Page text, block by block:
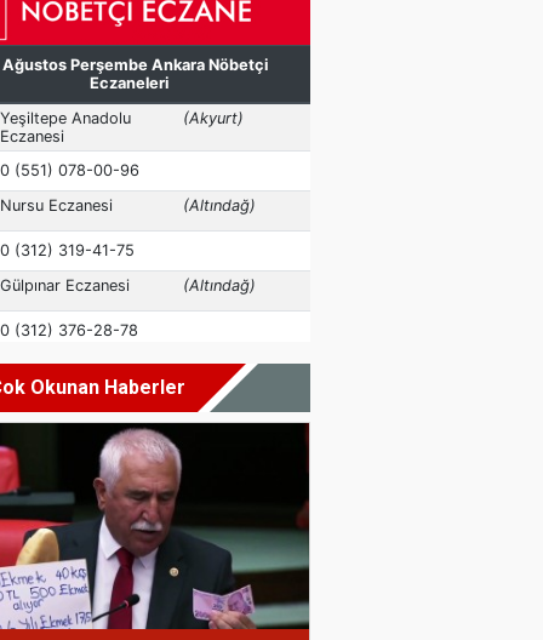
Okunan Haberler